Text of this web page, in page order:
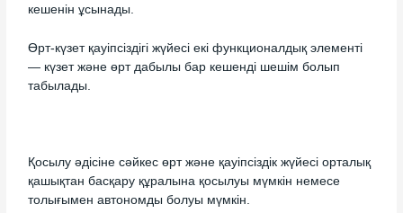
кешенін ұсынады.
Өрт-күзет қауіпсіздігі жүйесі екі функционалдық элементі
— күзет және өрт дабылы бар кешенді шешім болып
табылады.
Қосылу әдісіне сәйкес өрт және қауіпсіздік жүйесі орталық
қашықтан басқару құралына қосылуы мүмкін немесе
толығымен автономды болуы мүмкін.